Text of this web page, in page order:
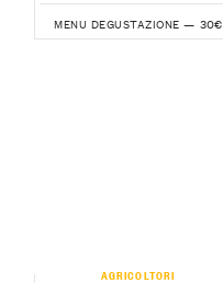
MENU DEGUSTAZIONE — 30€
AGRICOLTORI